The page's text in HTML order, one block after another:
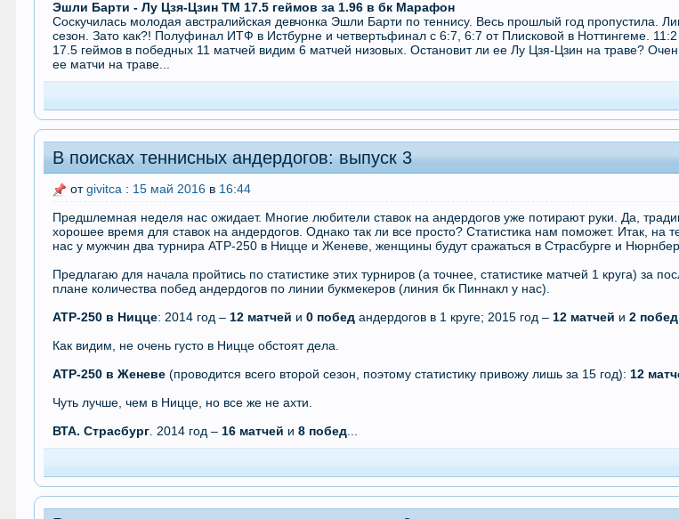
Эшли Барти - Лу Цзя-Цзин ТМ 17.5 геймов за 1.96 в бк Марафон
Соскучилась молодая австралийская девчонка Эшли Барти по теннису. Весь прошлый год пропустила.
сезон. Зато как?! Полуфинал ИТФ в Истбурне и четвертьфинал с 6:7, 6:7 от Плисковой в Ноттингеме.
17.5 геймов в победных 11 матчей видим 6 матчей низовых. Остановит ли ее Лу Цзя-Цзин на траве?
ее матчи на траве...
В поисках теннисных андердогов: выпуск 3
отgivitca : 15 май 2016 в 16:44
Предшлемная неделя нас ожидает. Многие любители ставок на андердогов уже потирают руки. Да,
хорошее время для ставок на андердогов. Однако так ли все просто? Статистика нам поможет. Итак, на
нас у мужчин два турнира АТР-250 в Ницце и Женеве, женщины будут сражаться в Страсбурге и
Предлагаю для начала пройтись по статистике этих турниров (а точнее, статистике матчей 1 круга) за
плане количества побед андердогов по линии букмекеров (линия бк Пиннакл у нас).
АТР-250 в Ницце: 2014 год –12 матчей и0 побед андердогов в 1 круге; 2015 год –12 матчей и2
Как видим, не очень густо в Ницце обстоят дела.
АТР-250 в Женеве (проводится всего второй сезон, поэтому статистику привожу лишь за 15 год):12
Чуть лучше, чем в Ницце, но все же не ахти.
ВТА. Страсбург. 2014 год –16 матчей и8 побед...